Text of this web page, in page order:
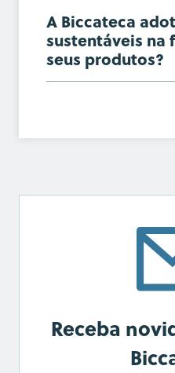
A Biccateca
sustentáveis na
seus produtos?
Receba